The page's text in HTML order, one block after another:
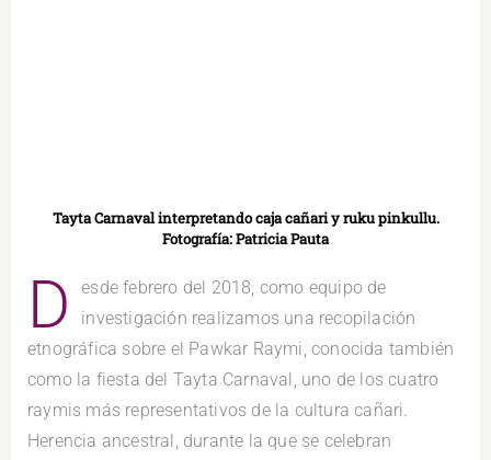
Tayta Carnaval interpretando caja cañari y ruku pinkullu.
Fotografía: Patricia Pauta
D
esde febrero del 2018, como equipo de
investigación realizamos una recopilación
etnográfica sobre el Pawkar Raymi, conocida también
como la fiesta del Tayta Carnaval, uno de los cuatro
raymis más representativos de la cultura cañari.
Herencia ancestral, durante la que se celebran